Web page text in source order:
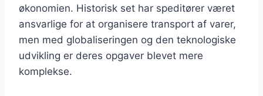
økonomien. Historisk set har speditører været
ansvarlige for at organisere transport af varer,
men med globaliseringen og den teknologiske
udvikling er deres opgaver blevet mere
komplekse.